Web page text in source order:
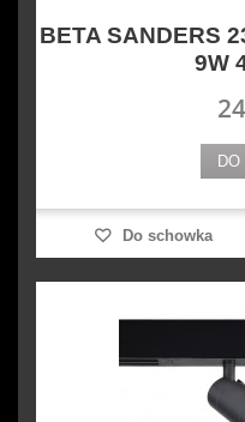
BETA SANDERS
9W
Do schowka